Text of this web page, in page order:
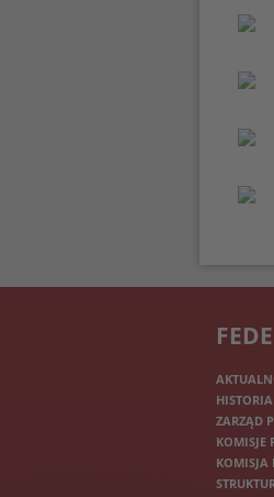
HISTORIA
ZARZĄD
KOMISJE
KOMISJA